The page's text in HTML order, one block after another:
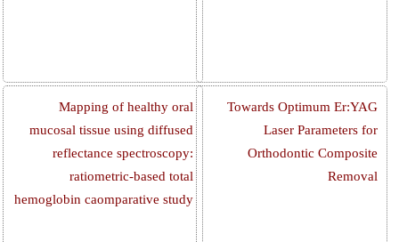
Towards Optimum Er:YAG
Laser Parameters for
Orthodontic Composite
Removal
Mapping of healthy oral
mucosal tissue using diffused
reflectance spectroscopy:
ratiometric-based total
hemoglobin caomparative study